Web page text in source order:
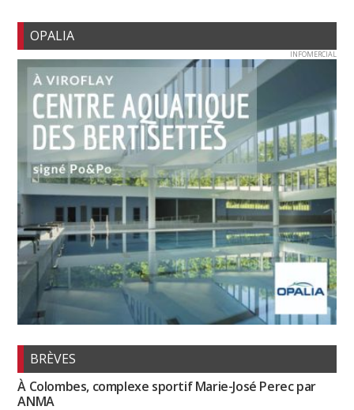
OPALIA
INFOMERCIAL
BRÈVES
À Colombes, complexe sportif Marie-José Perec par
ANMA